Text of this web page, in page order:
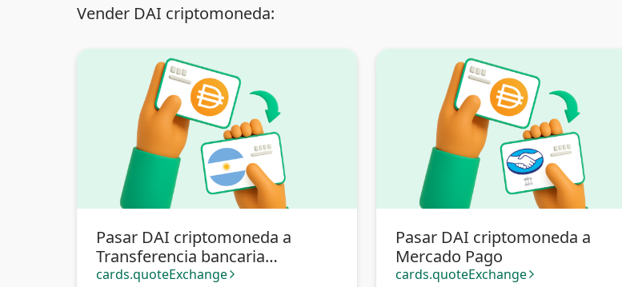
Vender DAI criptomoneda:
Pasar DAI criptomoneda a
Transferencia bancaria
Argentina
cards.quoteExchange arrow_forward_ios
Pasar DAI criptomoneda a
Mercado Pago
cards.quoteExchange arrow_forward_ios